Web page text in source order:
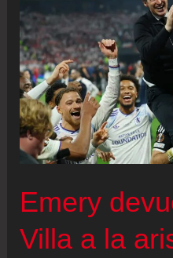
fichaje
de
Anthony
Gordon
con
ocho
horas
retraso
por
Emery
Villa a la